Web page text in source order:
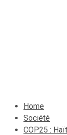
Home
Société
COP25 :